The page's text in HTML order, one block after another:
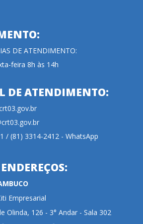
DE ATENDIMENTO:
feira 8h às 14h
DE ATENDIMENTO:
/ (81) 3314-2412 - WhatsApp
Empresarial
Olinda, 126 - 3° Andar - Sala 302